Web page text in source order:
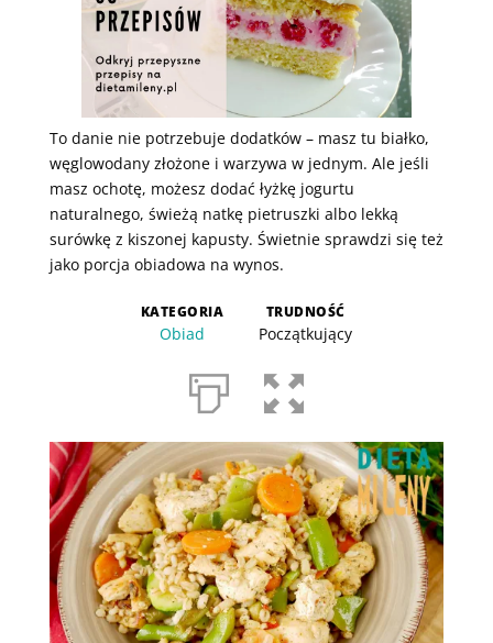
To danie nie potrzebuje dodatków – masz tu białko,
węglowodany złożone i warzywa w jednym. Ale jeśli
masz ochotę, możesz dodać łyżkę jogurtu
naturalnego, świeżą natkę pietruszki albo lekką
surówkę z kiszonej kapusty. Świetnie sprawdzi się też
jako porcja obiadowa na wynos.
KATEGORIA
Obiad
TRUDNOŚĆ
Początkujący